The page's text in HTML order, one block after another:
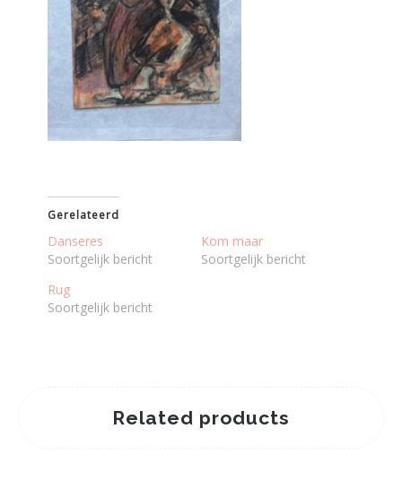
Gerelateerd
Danseres
Soortgelijk bericht
Kom maar
Soortgelijk bericht
Rug
Soortgelijk bericht
Related products